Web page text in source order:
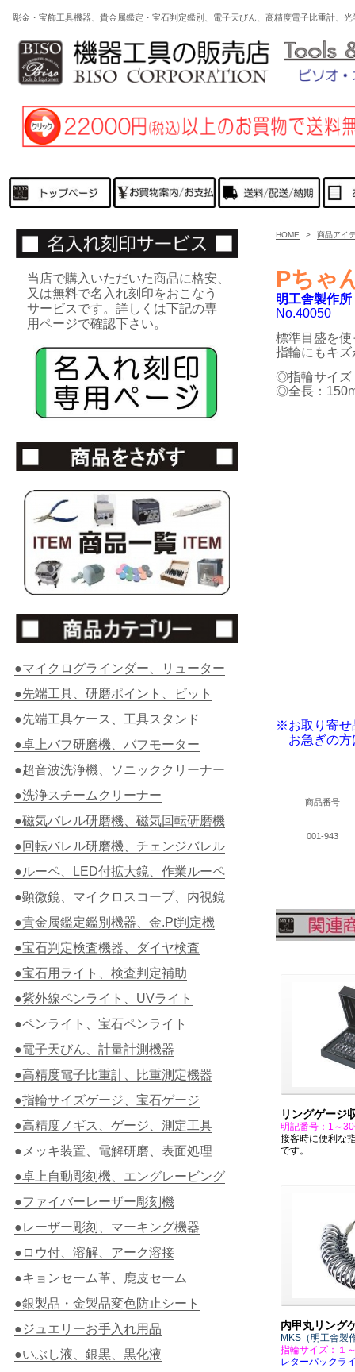
彫金・宝飾工具機器、貴金属鑑定・宝石判定鑑別、電子天びん、高精度電子比重計
HOME > 商品アイ
Pちゃ
明工舎製作
No.40050
標準目盛を
指輪にもキ
◎指輪サイズ
◎全長：
※お取り寄せ
お急ぎの方
商品番号
001-943
リングゲージ
明記番号：1～
接客時に便利な
です。
内甲丸リング
MKS（明工舎製
指輪サイズ：１
レターパックラ
当店で購入いただいた商品に格安、
又は無料で名入れ刻印をおこなう
サービスです。詳しくは下記の専
用ページで確認下さい。
●マイクログラインダー、リューター
●先端工具、研磨ポイント、ビット
●先端工具ケース、工具スタンド
●卓上バフ研磨機、バフモーター
●超音波洗浄機、ソニッククリーナー
●洗浄スチームクリーナー
●磁気バレル研磨機、磁気回転研磨機
●回転バレル研磨機、チェンジバレル
●ルーペ、LED付拡大鏡、作業ルーペ
●顕微鏡、マイクロスコープ、内視鏡
●貴金属鑑定鑑別機器、金.Pt判定機
●宝石判定検査機器、ダイヤ検査
●宝石用ライト、検査判定補助
●紫外線ペンライト、UVライト
●ペンライト、宝石ペンライト
●電子天びん、計量計測機器
●高精度電子比重計、比重測定機器
●指輪サイズゲージ、宝石ゲージ
●高精度ノギス、ゲージ、測定工具
●メッキ装置、電解研磨、表面処理
●卓上自動彫刻機、エングレービング
●ファイバーレーザー彫刻機
●レーザー彫刻、マーキング機器
●ロウ付、溶解、アーク溶接
●キョンセーム革、鹿皮セーム
●銀製品・金製品変色防止シート
●ジュエリーお手入れ用品
●いぶし液、銀黒、黒化液